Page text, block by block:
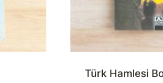
Türk Hamlesi